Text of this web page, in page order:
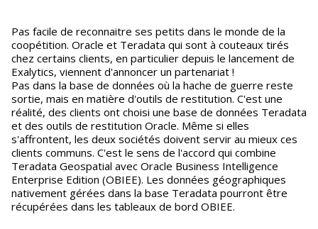
Pas facile de reconnaitre ses petits dans le monde de la
coopétition. Oracle et Teradata qui sont à couteaux tirés
chez certains clients, en particulier depuis le lancement de
Exalytics, viennent d'annoncer un partenariat !
Pas dans la base de données où la hache de guerre reste
sortie, mais en matière d'outils de restitution. C'est une
réalité, des clients ont choisi une base de données Teradata
et des outils de restitution Oracle. Même si elles
s'affrontent, les deux sociétés doivent servir au mieux ces
clients communs. C'est le sens de l'accord qui combine
Teradata Geospatial avec Oracle Business Intelligence
Enterprise Edition (OBIEE). Les données géographiques
nativement gérées dans la base Teradata pourront être
récupérées dans les tableaux de bord OBIEE.